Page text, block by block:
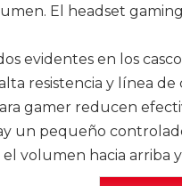
El headset
evidentes en los
resistencia y línea
gamer reducen
un pequeño
volumen hacia arriba